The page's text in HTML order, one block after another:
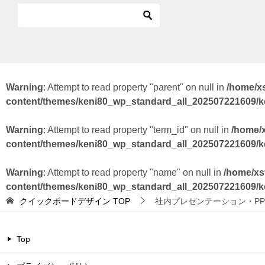
Warning: Attempt to read property "parent" on null in /home/
content/themes/keni80_wp_standard_all_202507221609/
Warning: Attempt to read property "term_id" on null in /home/
content/themes/keni80_wp_standard_all_202507221609/
Warning: Attempt to read property "name" on null in /home/
content/themes/keni80_wp_standard_all_202507221609/
クイックボードデザイン TOP 社内プレゼンテーション・
Top